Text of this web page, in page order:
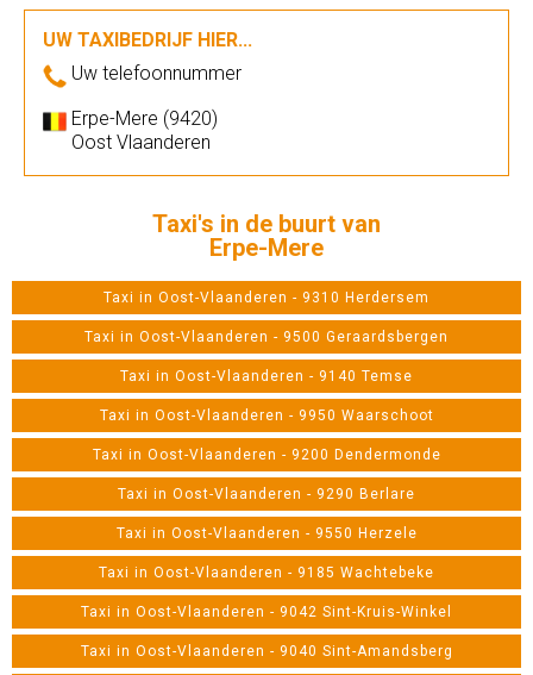
UW TAXIBEDRIJF HIER...
Uw telefoonnummer
Erpe-Mere (9420)
Oost Vlaanderen
Taxi's in de buurt van
Erpe-Mere
Taxi in Oost-Vlaanderen - 9310 Herdersem
Taxi in Oost-Vlaanderen - 9500 Geraardsbergen
Taxi in Oost-Vlaanderen - 9140 Temse
Taxi in Oost-Vlaanderen - 9950 Waarschoot
Taxi in Oost-Vlaanderen - 9200 Dendermonde
Taxi in Oost-Vlaanderen - 9290 Berlare
Taxi in Oost-Vlaanderen - 9550 Herzele
Taxi in Oost-Vlaanderen - 9185 Wachtebeke
Taxi in Oost-Vlaanderen - 9042 Sint-Kruis-Winkel
Taxi in Oost-Vlaanderen - 9040 Sint-Amandsberg